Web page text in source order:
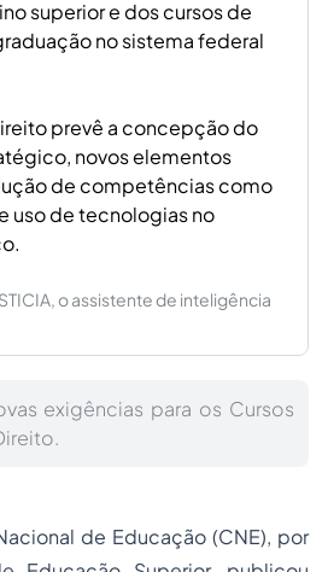
superior e dos cursos de
no sistema federal
prevê a concepção do
novos elementos
de competências como
uso de tecnologias no
o assistente de inteligência
exigências para os Cursos
de Educação (CNE), por